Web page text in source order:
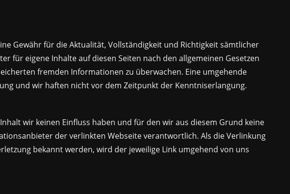
Gewähr für die Aktualität, Vollständigkeit und Richtigkeit sämtlicher
für eigene Inhalte auf diesen Seiten nach den allgemeinen Gesetzen
fremden Informationen zu überwachen. Eine umgehende
und wir haften nicht vor dem Zeitpunkt der Kenntniserlangung.
wir keinen Einfluss haben und für den wir aus diesem Grund keine
der verlinkten Webseite verantwortlich. Als die Verlinkung
bekannt werden, wird der jeweilige Link umgehend von uns